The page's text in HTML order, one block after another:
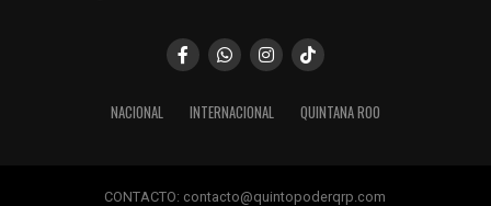
NACIONAL INTERNACIONAL QUINTANA ROO
CONTACTO: contacto@quintopoderqrp.com